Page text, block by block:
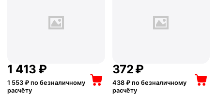
1 413 ₽
1 553 ₽ по безналичному
расчёту
‍372‍₽
438₽ по безналичному
расчёту